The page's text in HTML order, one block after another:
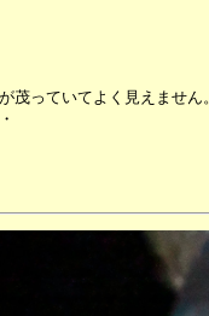
茂っていてよく見えません